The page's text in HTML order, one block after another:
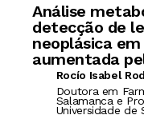
Análise
detecção de
neoplásica
aumentada
Rocío Isabel
Doutora em
Salamanca e
Universidade de